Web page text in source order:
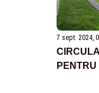
7 sept. 2024,